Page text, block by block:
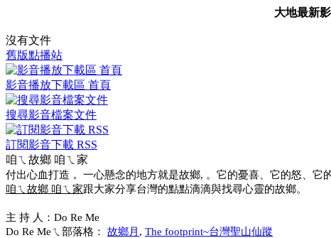
大地最新
沒有文件
舊版點播站
影音播放下載區 首頁
搜尋影音檔案文件
訂閱影音下載 RSS
咱ㄟ故鄉 咱ㄟ家
付出心血打造， 一心懸念的地方就是故鄉, 。它的憂喜、它的怒、它
咱ㄟ故鄉 咱ㄟ家跟大家分享台灣的點點滴滴與找尋心靈的故鄉。
主 持 人：Do Re Me
Do Re Meㄟ部落格： 故鄉月 , The footprint~台灣聖山仙蹤